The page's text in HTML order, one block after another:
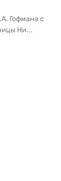
Гофмана с
Ни...